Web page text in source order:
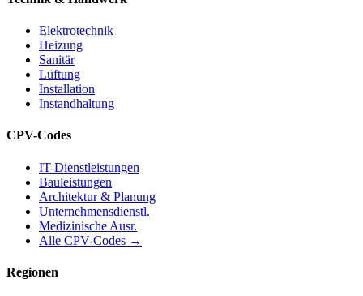
Elektrotechnik
Heizung
Sanitär
Lüftung
Installation
Instandhaltung
CPV-Codes
IT-Dienstleistungen
Bauleistungen
Architektur & Planung
Unternehmensdienstl.
Medizinische Ausr.
Alle CPV-Codes →
Regionen